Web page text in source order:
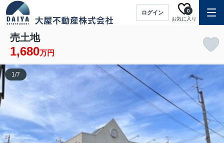
ログイン
お気に入り
0
売土地
1,680万円
1/7